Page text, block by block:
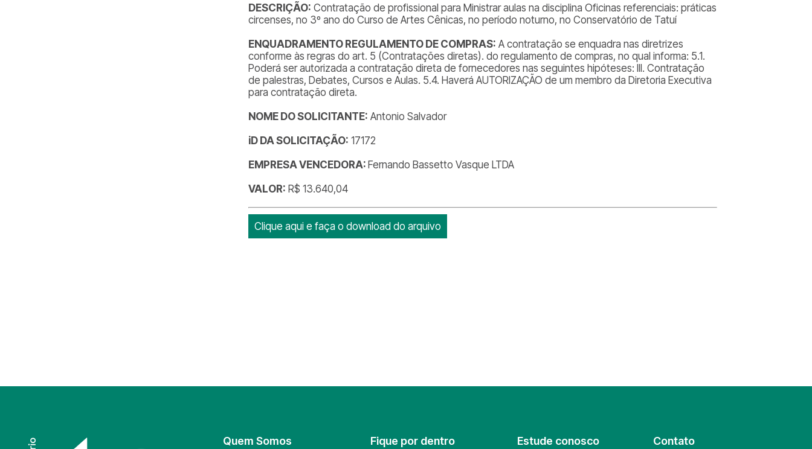
DESCRIÇÃO: Contratação de profissional para Ministrar aulas na disciplina Oficinas referenciais: práticas
circenses, no 3º ano do Curso de Artes Cênicas, no período noturno, no Conservatório de Tatuí
ENQUADRAMENTO REGULAMENTO DE COMPRAS: A contratação se enquadra nas diretrizes
conforme às regras do art. 5 (Contratações diretas). do regulamento de compras, no qual informa: 5.1.
Poderá ser autorizada a contratação direta de fornecedores nas seguintes hipóteses: III. Contratação
de palestras, Debates, Cursos e Aulas. 5.4. Haverá AUTORIZAÇÃO de um membro da Diretoria Executiva
para contratação direta.
NOME DO SOLICITANTE: Antonio Salvador
iD DA SOLICITAÇÃO: 17172
EMPRESA VENCEDORA:Fernando Bassetto Vasque LTDA
VALOR: R$ 13.640,04
Clique aqui e faça o download do arquivo
Quem Somos Fique por dentro Estude conosco Contato